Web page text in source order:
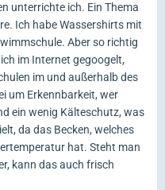
unterrichte ich. Ein Thema
Ich habe Wassershirts mit
Aber so richtig
im Internet gegoogelt,
im und außerhalb des
um Erkennbarkeit, wer
ein wenig Kälteschutz, was
da das Becken, welches
hat. Steht man
kann das auch frisch